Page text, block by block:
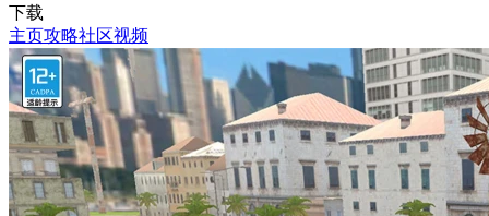
下载
主页攻略社区视频